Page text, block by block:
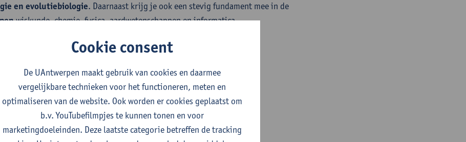
en evolutiebiologie. Daarnaast krijg je ook een stevig fundament mee in de
wiskunde, chemie, fysica, aardwetenschappen en informatica.
studieprogramma van de bachelor biologie
Cookie consent
De UAntwerpen maakt gebruik van cookies en daarmee
vergelijkbare technieken voor het functioneren, meten en
optimaliseren van de website. Ook worden er cookies geplaatst om
b.v. YouTubefilmpjes te kunnen tonen en voor
marketingdoeleinden. Deze laatste categorie betreffen de tracking